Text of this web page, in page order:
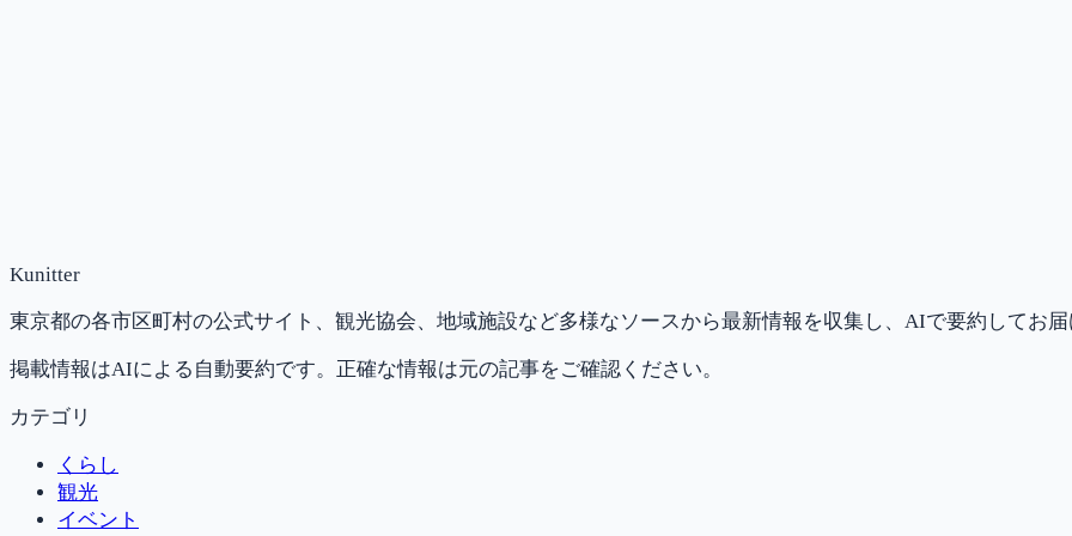
Kunitter
東京都の各市区町村の公式サイト、観光協会、地域施設など多様なソースから最新情報を収集し、AIで要約してお届
掲載情報はAIによる自動要約です。正確な情報は元の記事をご確認ください。
カテゴリ
くらし
観光
イベント